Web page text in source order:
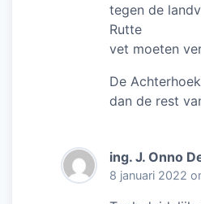
tegen de
Rutte
vet moeten
De
dan de rest
ing. J. Onno
8 januari 2022